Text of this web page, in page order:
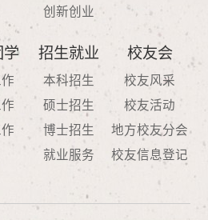
创新创业
学 招生就业
本科招生
硕士招生
博士招生
就业服务
校友会
校友风采
校友活动
地方校友分会
校友信息登记